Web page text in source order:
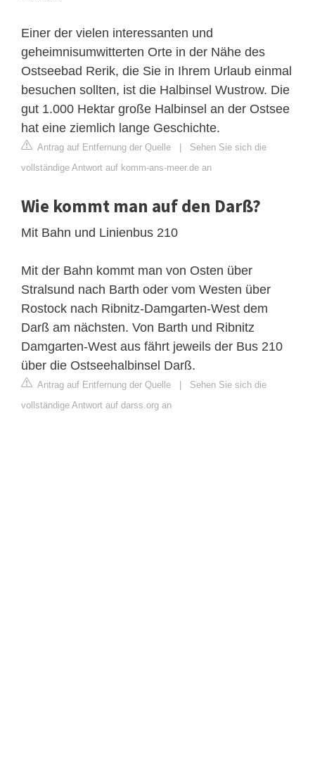
Einer der vielen interessanten und
geheimnisumwitterten Orte in der Nähe des
Ostseebad Rerik, die Sie in Ihrem Urlaub einmal
besuchen sollten, ist die Halbinsel Wustrow. Die
gut 1.000 Hektar große Halbinsel an der Ostsee
hat eine ziemlich lange Geschichte.
Antrag auf Entfernung der Quelle | Sehen Sie sich die
vollständige Antwort auf komm-ans-meer.de an
Wie kommt man auf den Darß?
Mit Bahn und Linienbus 210
Mit der Bahn kommt man von Osten über
Stralsund nach Barth oder vom Westen über
Rostock nach Ribnitz-Damgarten-West dem
Darß am nächsten. Von Barth und Ribnitz
Damgarten-West aus fährt jeweils der Bus 210
über die Ostseehalbinsel Darß.
Antrag auf Entfernung der Quelle | Sehen Sie sich die
vollständige Antwort auf darss.org an